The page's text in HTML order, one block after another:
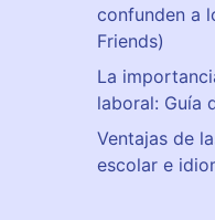
confunden a
Friends)
La
laboral: Guía
Ventajas de
escolar e